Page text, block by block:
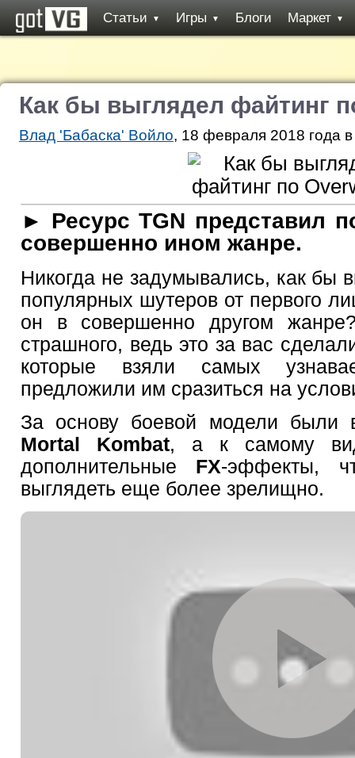
Статьи ▼ Игры ▼ Блоги Маркет ▼
Как бы выглядел файтинг
Влад 'Бабаска' Войло, 18 февраля 2018 года
► Ресурс TGN представил
совершенно ином жанре.
Никогда не задумывались, как бы
популярных шутеров от первого
он в совершенно другом
страшного, ведь это за вас
которые взяли самых
предложили им сразиться на
За основу боевой модели были
Mortal
Kombat, а к самому
дополнительные FX-эффекты,
выглядеть еще более зрелищно.